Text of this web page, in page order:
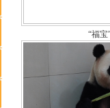
“福宝